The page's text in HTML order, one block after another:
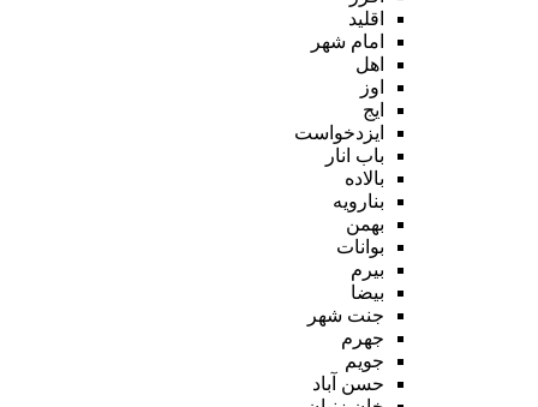
اقلید
امام شهر
اهل
اوز
ایج
ایزدخواست
باب انار
بالاده
بنارویه
بهمن
بوانات
بیرم
بیضا
جنت شهر
جهرم
جویم
حسن آباد